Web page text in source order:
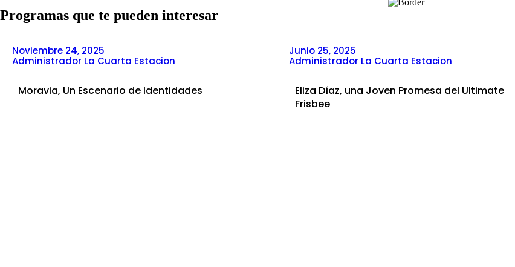
Programas que te pueden interesar
Noviembre 24, 2025
Administrador La Cuarta Estacion
Moravia, Un Escenario de Identidades
Junio 25, 2025
Administrador La Cuarta Estacion
Eliza Díaz, una Joven Promesa del Ultimate
Frisbee